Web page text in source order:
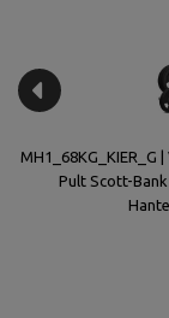
Pult Scott-